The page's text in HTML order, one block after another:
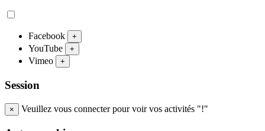
Facebook +
YouTube +
Vimeo +
Session
× Veuillez vous connecter pour voir vos activités "!"